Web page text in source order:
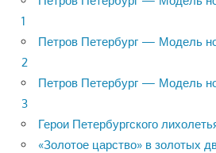
1
Петров Петербург — Модель
2
Петров Петербург — Модель
3
Герои Петербургского
«Золотое царство» в золотых